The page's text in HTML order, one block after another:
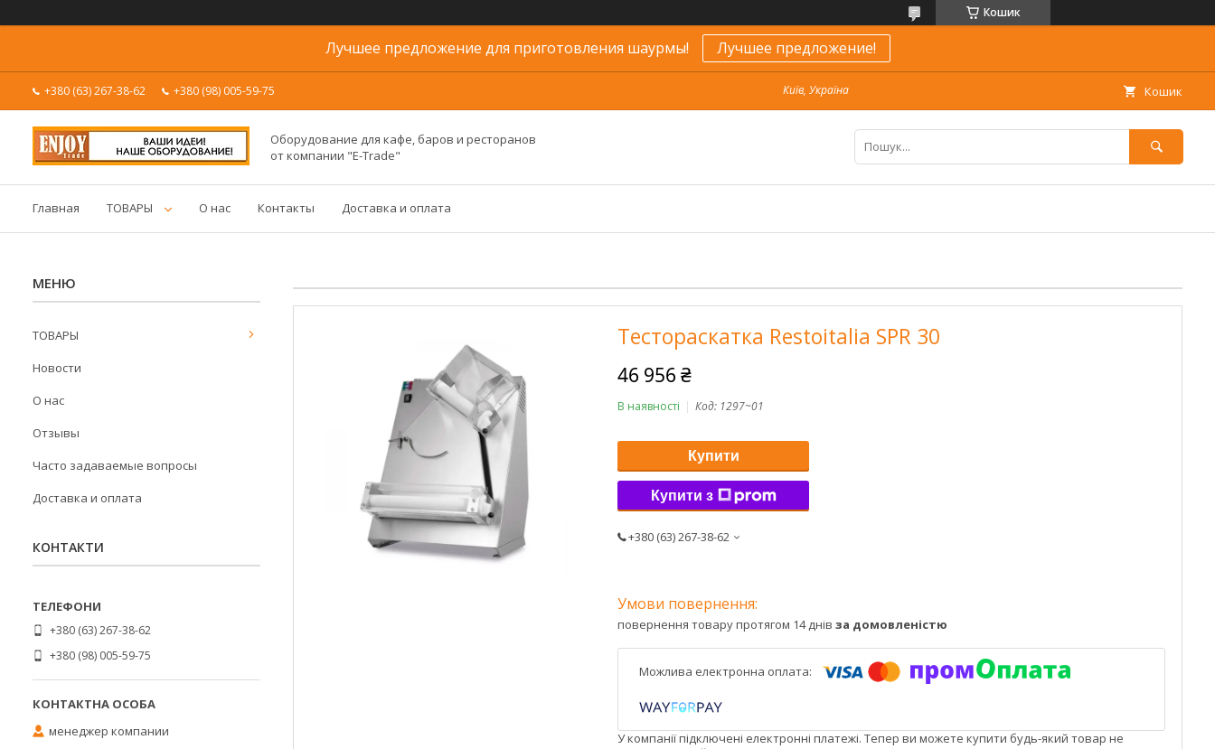
Кошик
Лучшее предложение для приготовления шаурмы! Лучшее предложение!
+380 (63) 267-38-62 +380 (98) 005-59-75 Київ, Україна Кошик
Оборудование для кафе, баров и ресторанов
от компании "E-Trade"
Главная ТОВАРЫ О нас Контакты Доставка и оплата
Тестораскатка Restoitalia SPR 30
46 956 ₴
В наявності Код: 1297~01
Купити
Купити з
+380 (63) 267-38-62
повернення товару протягом 14 днів за домовленістю
У компанії підключені електронні платежі. Тепер ви можете купити будь-який товар не
ТОВАРЫ
Новости
О нас
Отзывы
Часто задаваемые вопросы
Доставка и оплата
КОНТАКТИ
+380 (63) 267-38-62
+380 (98) 005-59-75
менеджер компании